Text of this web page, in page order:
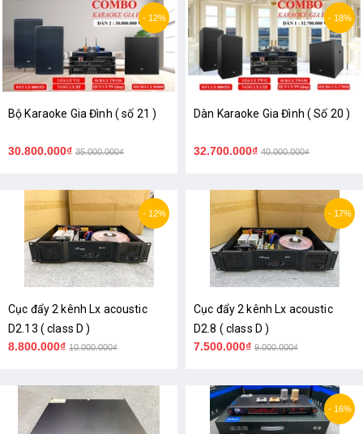
- 12%
Bộ Karaoke Gia Đình ( số 21 )
30.800.000₫ 35.000.000₫
- 18%
Dàn Karaoke Gia Đình ( Số 20 )
32.700.000₫ 40.000.000₫
- 12%
Cục đẩy 2 kênh Lx acoustic
D2.13 ( class D )
8.800.000₫ 10.000.000₫
- 17%
Cục đẩy 2 kênh Lx acoustic
D2.8 ( class D )
7.500.000₫ 9.000.000₫
- 16%